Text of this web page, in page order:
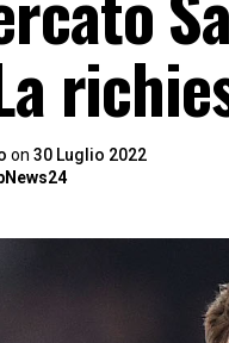
on 30 Luglio 2022